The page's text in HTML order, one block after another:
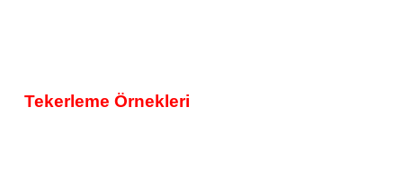
Tekerleme Örnekleri